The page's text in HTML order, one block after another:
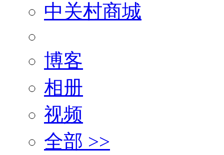
中关村商城
博客
相册
视频
全部 >>